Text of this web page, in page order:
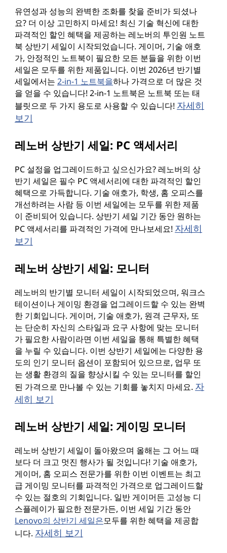
유연성과 성능의 완벽한 조화를 찾을 준비가 되셨나
요? 더 이상 고민하지 마세요! 최신 기술 혁신에 대한
파격적인 할인 혜택을 제공하는 레노버의 투인원 노트
북 상반기 세일이 시작되었습니다. 게이머, 기술 애호
가, 안정적인 노트북이 필요한 모든 분들을 위한 이번
세일은 모두를 위한 제품입니다. 이번 2026년 반기별
세일에서는 2-in-1 노트북을하나 가격으로 더 많은 것
을 얻을 수 있습니다! 2-in-1 노트북은 노트북 또는 태
블릿으로 두 가지 용도로 사용할 수 있습니다! 자세히
보기
레노버 상반기 세일: PC 액세서리
PC 설정을 업그레이드하고 싶으신가요? 레노버의 상
반기 세일은 필수 PC 액세서리에 대한 파격적인 할인
혜택으로 가득합니다. 기술 애호가, 학생, 홈 오피스를
개선하려는 사람 등 이번 세일에는 모두를 위한 제품
이 준비되어 있습니다. 상반기 세일 기간 동안 원하는
PC 액세서리를 파격적인 가격에 만나보세요! 자세히
보기
레노버 상반기 세일: 모니터
레노버의 반기별 모니터 세일이 시작되었으며, 워크스
테이션이나 게이밍 환경을 업그레이드할 수 있는 완벽
한 기회입니다. 게이머, 기술 애호가, 원격 근무자, 또
는 단순히 자신의 스타일과 요구 사항에 맞는 모니터
가 필요한 사람이라면 이번 세일을 통해 특별한 혜택
을 누릴 수 있습니다. 이번 상반기 세일에는 다양한 용
도의 인기 모니터 옵션이 포함되어 있으므로, 업무 또
는 생활 환경의 질을 향상시킬 수 있는 모니터를 할인
된 가격으로 만나볼 수 있는 기회를 놓치지 마세요. 자
세히 보기
레노버 상반기 세일: 게이밍 모니터
레노버 상반기 세일이 돌아왔으며 올해는 그 어느 때
보다 더 크고 멋진 행사가 될 것입니다! 기술 애호가,
게이머, 홈 오피스 전문가를 위한 이번 이벤트는 최고
급 게이밍 모니터를 파격적인 가격으로 업그레이드할
수 있는 절호의 기회입니다. 일반 게이머든 고성능 디
스플레이가 필요한 전문가든, 이번 세일 기간 동안
Lenovo의 상반기 세일은모두를 위한 혜택을 제공합
니다. 자세히 보기